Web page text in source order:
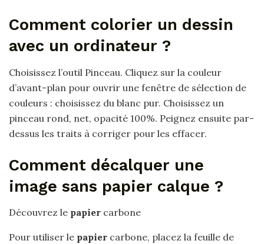
Comment colorier un dessin
avec un ordinateur ?
Choisissez l’outil Pinceau. Cliquez sur la couleur
d’avant-plan pour ouvrir une fenêtre de sélection de
couleurs : choisissez du blanc pur. Choisissez un
pinceau rond, net, opacité 100%. Peignez ensuite par-
dessus les traits à corriger pour les effacer.
Comment décalquer une
image sans papier calque ?
Découvrez le papier carbone
Pour utiliser le papier carbone, placez la feuille de